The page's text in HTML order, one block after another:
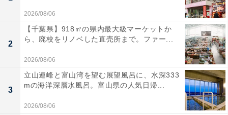
「精華の湯」には以下のような口コミが寄せられていま
す。
2026/08/06
2
【千葉県】918㎡の県内最大級マーケットか
ら、廃校をリノベした直売所まで。ファー...
2026/08/06
3
立山連峰と富山湾を望む展望風呂に、水深333
mの海洋深層水風呂。富山県の人気日帰...
2026/08/06